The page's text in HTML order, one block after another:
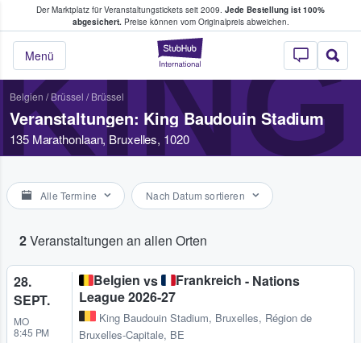
Der Marktplatz für Veranstaltungstickets seit 2009. Jede Bestellung ist 100%
abgesichert.Preise können vom Originalpreis abweichen.
StubHub - Wo
Menü
Tickets kaufen & verkaufen
Belgien /Brüssel / Brüssel
Veranstaltungen: King Baudouin Stadium
135 Marathonlaan, Bruxelles, 1020
Alle Termine Nach Datum sortieren
2Veranstaltungen an allen Orten
28.
SEPT.
MO
8:45 PM
Belgien vs Frankreich - Nations
League 2026-27
King Baudouin Stadium, Bruxelles, Région de
Bruxelles-Capitale, BE